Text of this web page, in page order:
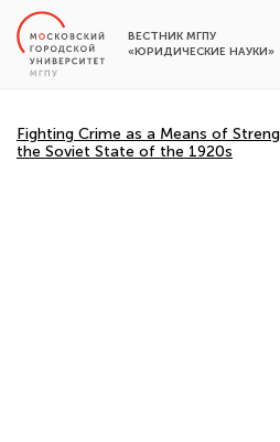
ВЕСТНИК МГПУ
«ЮРИДИЧЕСКИЕ НАУКИ»
Fighting Crime as a Means of
the Soviet State of the 1920s